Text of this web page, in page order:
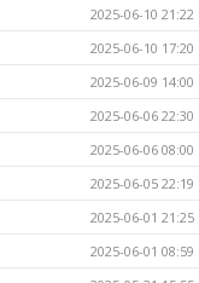
2025-06-10 21:22
2025-06-10 17:20
2025-06-09 14:00
2025-06-06 22:30
2025-06-06 08:00
2025-06-05 22:19
2025-06-01 21:25
2025-06-01 08:59